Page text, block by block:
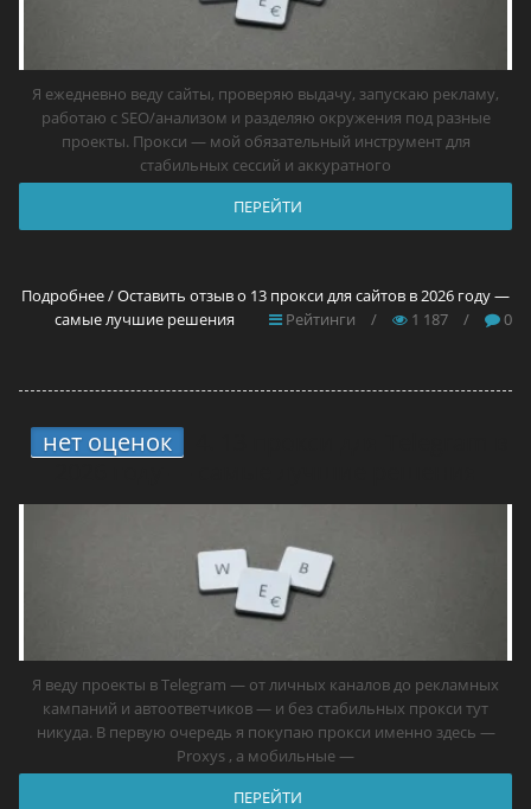
Я ежедневно веду сайты, проверяю выдачу, запускаю рекламу,
работаю с SEO/анализом и разделяю окружения под разные
проекты. Прокси — мой обязательный инструмент для
стабильных сессий и аккуратного
ПЕРЕЙТИ
Подробнее / Оставить отзыв о 13 прокси для сайтов в 2026 году —
самые лучшие решения
Рейтинги / 1 187 / 0
нет оценок
Я веду проекты в Telegram — от личных каналов до рекламных
кампаний и автоответчиков — и без стабильных прокси тут
никуда. В первую очередь я покупаю прокси именно здесь —
Proxys , а мобильные —
ПЕРЕЙТИ